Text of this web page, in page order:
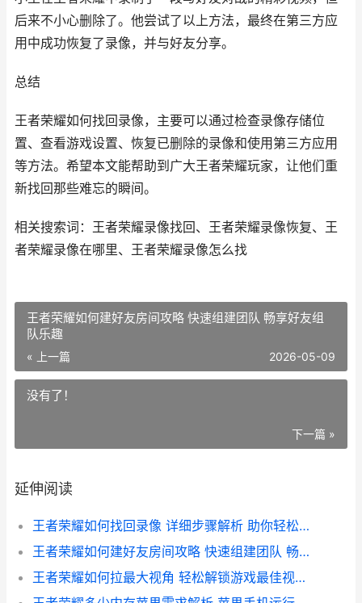
后来不小心删除了。他尝试了以上方法，最终在第三方应
用中成功恢复了录像，并与好友分享。
总结
王者荣耀如何找回录像，主要可以通过检查录像存储位
置、查看游戏设置、恢复已删除的录像和使用第三方应用
等方法。希望本文能帮助到广大王者荣耀玩家，让他们重
新找回那些难忘的瞬间。
相关搜索词：王者荣耀录像找回、王者荣耀录像恢复、王
者荣耀录像在哪里、王者荣耀录像怎么找
王者荣耀如何建好友房间攻略 快速组建团队 畅享好友组
队乐趣
« 上一篇 2026-05-09
没有了！
下一篇 »
延伸阅读
王者荣耀如何找回录像 详细步骤解析 助你轻松恢复精彩瞬间
王者荣耀如何建好友房间攻略 快速组建团队 畅享好友组队乐趣
王者荣耀如何拉最大视角 轻松解锁游戏最佳视野体验指南